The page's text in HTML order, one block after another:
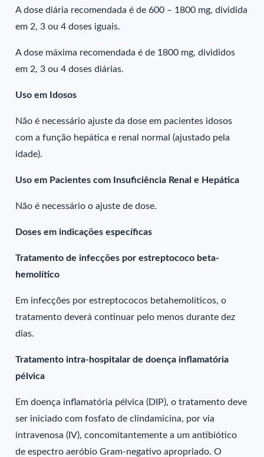
A dose diária recomendada é de 600 – 1800 mg, dividida
em 2, 3 ou 4 doses iguais.
A dose máxima recomendada é de 1800 mg, divididos
em 2, 3 ou 4 doses diárias.
Uso em Idosos
Não é necessário ajuste da dose em pacientes idosos
com a função hepática e renal normal (ajustado pela
idade).
Uso em Pacientes com Insuficiência Renal e Hepática
Não é necessário o ajuste de dose.
Doses em indicações específicas
Tratamento de infecções por estreptococo beta-
hemolítico
Em infecções por estreptococos betahemolíticos, o
tratamento deverá continuar pelo menos durante dez
dias.
Tratamento intra-hospitalar de doença inflamatória
pélvica
Em doença inflamatória pélvica (DIP), o tratamento deve
ser iniciado com fosfato de clindamicina, por via
intravenosa (IV), concomitantemente a um antibiótico
de espectro aeróbio Gram-negativo apropriado. O